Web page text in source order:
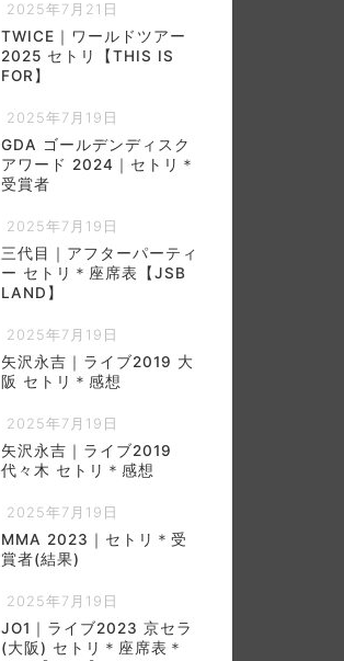
2025年7月21日
TWICE｜ワールドツアー
2025 セトリ【THIS IS
FOR】
2025年7月19日
GDA ゴールデンディスク
アワード 2024｜セトリ＊
受賞者
2025年7月19日
三代目｜アフターパーティ
ー セトリ＊座席表【JSB
LAND】
2025年7月19日
矢沢永吉｜ライブ2019 大
阪 セトリ＊感想
2025年7月19日
矢沢永吉｜ライブ2019
代々木 セトリ＊感想
2025年7月19日
MMA 2023｜セトリ＊受
賞者(結果)
2025年7月19日
JO1｜ライブ2023 京セラ
(大阪) セトリ＊座席表＊